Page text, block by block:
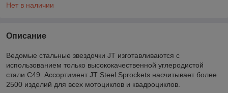
Нет в наличии
Описание
Ведомые стальные звездочки JT изготавливаются с
использованием только высококачественной углеродистой
стали C49. Ассортимент JT Steel Sprockets насчитывает более
2500 изделий для всех мотоциклов и квадроциклов.